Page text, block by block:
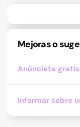
Mejoras o
Anúnciate gratis
Informar sobre